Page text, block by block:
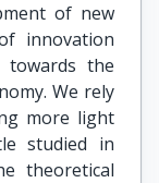
of new
innovation
towards the
We rely
more light
studied in
theoretical